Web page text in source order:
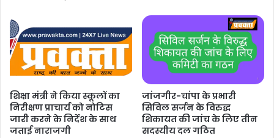
शिक्षा मंत्री ने किया स्कूलों का
निरीक्षण प्राचार्य को नोटिस
जारी करने के निर्देश के साथ
जताई नाराजगी
जांजगीर-चांपा के प्रभारी
सिविल सर्जन के विरुद्ध
शिकायत की जांच के लिए तीन
सदस्यीय दल गठित